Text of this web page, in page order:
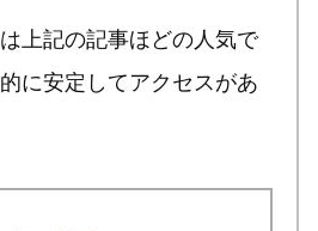
上記の記事ほどの人気で
に安定してアクセスがあ